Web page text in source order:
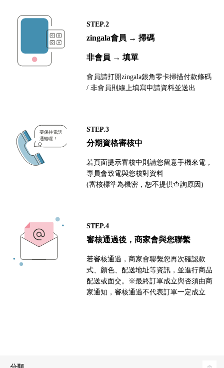
STEP.2
zingala會員 → 掃碼
非會員 → 填單
會員請打開zingala銀角零卡掃描付款條碼
/ 非會員則線上填寫申請資料並送出
STEP.3
分期資格審核中
若頁面提示審核中則請您留意手機來電，
專員會致電與您核對資料
(審核標準為機密，恕不提供查詢原因)
STEP.4
審核通過後，商家會與您聯繫
若審核通過，商家會聯繫您再次確認款
式、顏色、配送地址等資訊，並進行商品
配送或面交。※最終訂單成立與否須由商
家通知，審核通過不代表訂單一定成立